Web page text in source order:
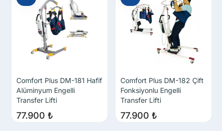
Comfort Plus DM-181 Hafif
Alüminyum Engelli
Transfer Lifti
77.900₺
Comfort Plus DM-182 Çift
Fonksiyonlu Engelli
Transfer Lifti
77.900 ₺